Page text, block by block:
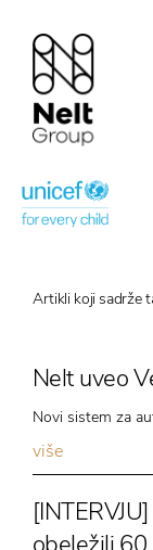
Artikli koji sadrže
Nelt uveo
Novi sistem za
više